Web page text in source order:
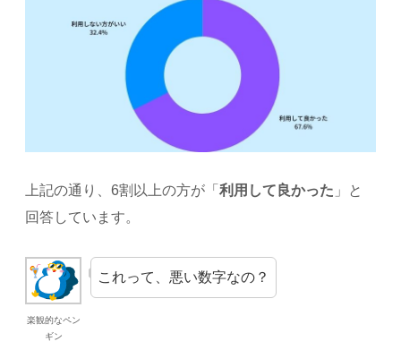
上記の通り、6割以上の方が「利用して良かった 」と
回答しています。
楽観的なペン
ギン
これって、悪い数字なの？